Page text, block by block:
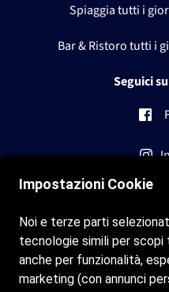
Spiaggia tutti i
Bar & Ristoro tutti i
Seguici
Impostazioni Cookie
Noi e terze parti
tecnologie simili per scopi
anche per funzionalità,
marketing (con annunci